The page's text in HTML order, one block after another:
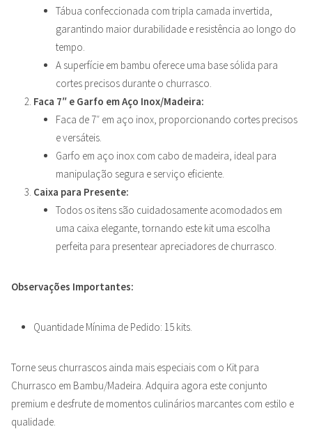
Tábua confeccionada com tripla camada invertida,
garantindo maior durabilidade e resistência ao longo do
tempo.
A superfície em bambu oferece uma base sólida para
cortes precisos durante o churrasco.
Faca 7″ e Garfo em Aço Inox/Madeira:
Faca de 7″ em aço inox, proporcionando cortes precisos
e versáteis.
Garfo em aço inox com cabo de madeira, ideal para
manipulação segura e serviço eficiente.
Caixa para Presente:
Todos os itens são cuidadosamente acomodados em
uma caixa elegante, tornando este kit uma escolha
perfeita para presentear apreciadores de churrasco.
Observações Importantes:
Quantidade Mínima de Pedido: 15 kits.
Torne seus churrascos ainda mais especiais com o Kit para
Churrasco em Bambu/Madeira. Adquira agora este conjunto
premium e desfrute de momentos culinários marcantes com estilo e
qualidade.